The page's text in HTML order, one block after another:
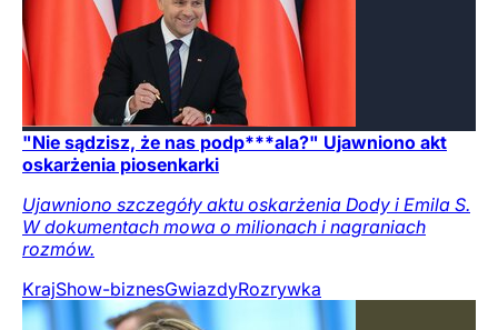
"Nie sądzisz, że nas podp***ala?" Ujawniono akt
oskarżenia piosenkarki
Ujawniono szczegóły aktu oskarżenia Dody i Emila S.
W dokumentach mowa o milionach i nagraniach
rozmów.
KrajShow-biznesGwiazdyRozrywka